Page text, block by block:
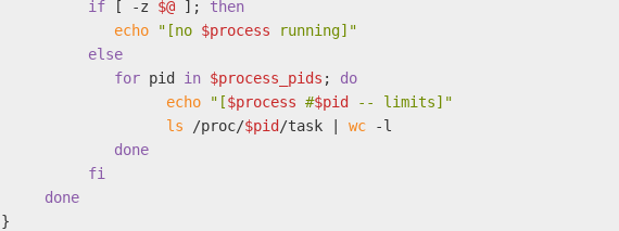
if [ -z $@ ]; then
echo
"[no $process running]"
else
for pid in $process_pids ; do
echo
"[$process #$pid
-- limits]"
ls /proc/$pid /task | wc -l
done
fi
done
}